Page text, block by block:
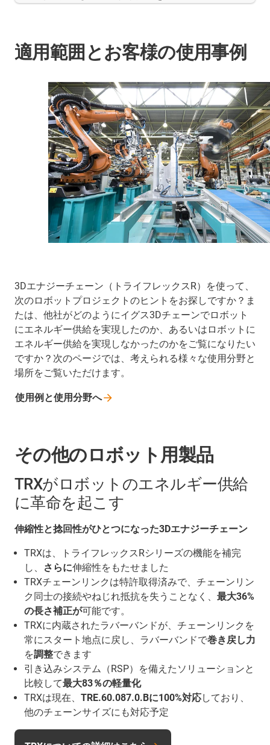
適用範囲とお客様の使用事例
3Dエナジーチェーン（トライフレックスR）を使って、
次のロボットプロジェクトのヒントをお探しですか？ま
たは、他社がどのようにイグス3Dチェーンでロボット
にエネルギー供給を実現したのか、あるいはロボットに
エネルギー供給を実現しなかったのかをご覧になりたい
ですか？次のページでは、考えられる様々な使用分野と
場所をご覧いただけます。
使用例と使用分野へ
その他のロボット用製品
TRXがロボットのエネルギー供給
に革命を起こす
伸縮性と捻回性がひとつになった3Dエナジーチェーン
TRXは、トライフレックスRシリーズの機能を補完
し、
さらに伸縮性をもたせました
TRXチェーンリンクは特許取得済みで、チェーンリン
ク同士の接続やねじれ抵抗を失うことなく、 最大36%
の長さ補正が可能です。
TRXに内蔵されたラバーバンドが、チェーンリンクを
常にスタート地点に戻し、ラバーバンドで巻き戻し力
を調整できます
引き込みシステム（RSP）を備えたソリューションと
比較して最大83％の軽量化
TRXは現在、 TRE.60.087.0.Bに100%対応しており、
他のチェーンサイズにも対応予定